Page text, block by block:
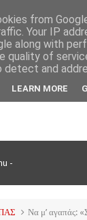
Να μ’ αγαπάς:
from
Your IP
along with
quality of
and
LEARN MORE